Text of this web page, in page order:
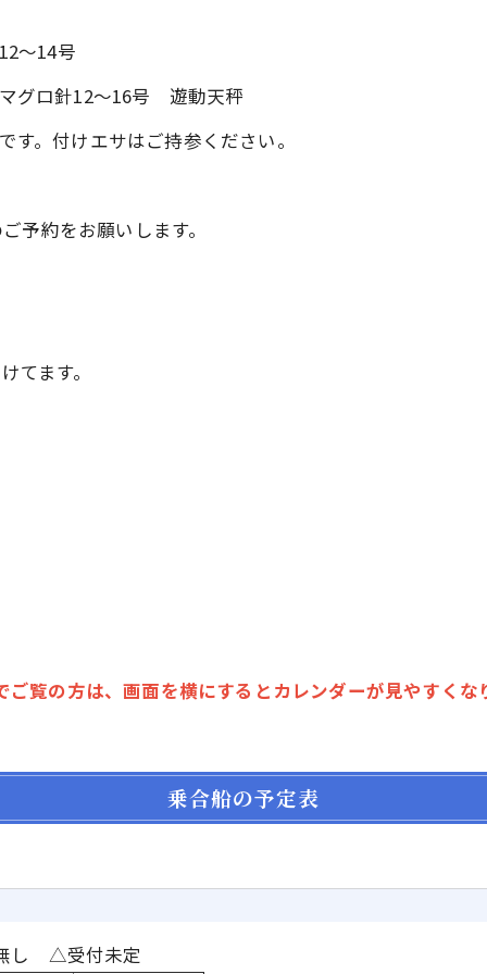
～14号
ロ針12～16号 遊動天秤
。付けエサはご持参ください。
予約をお願いします。
てます。
ご覧の方は、画面を横にするとカレンダーが見やすくな
乗合船の予定表
し △受付未定